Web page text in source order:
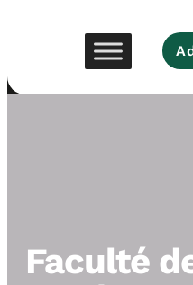
Faculté